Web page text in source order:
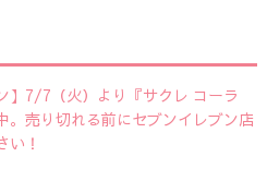
】7/7（火）より『サクレ コーラ
。売り切れる前にセブンイレブン店
い！